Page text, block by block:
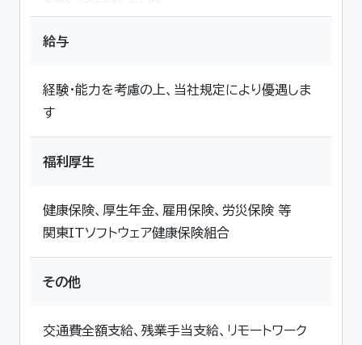
給与
経験・能力を考慮の上、当社規定により優遇しま
す
福利厚生
健康保険、厚生年金、雇用保険、労災保険 等
関東ITソフトウェア健康保険組合
その他
交通費全額支給、残業手当支給、リモートワーク